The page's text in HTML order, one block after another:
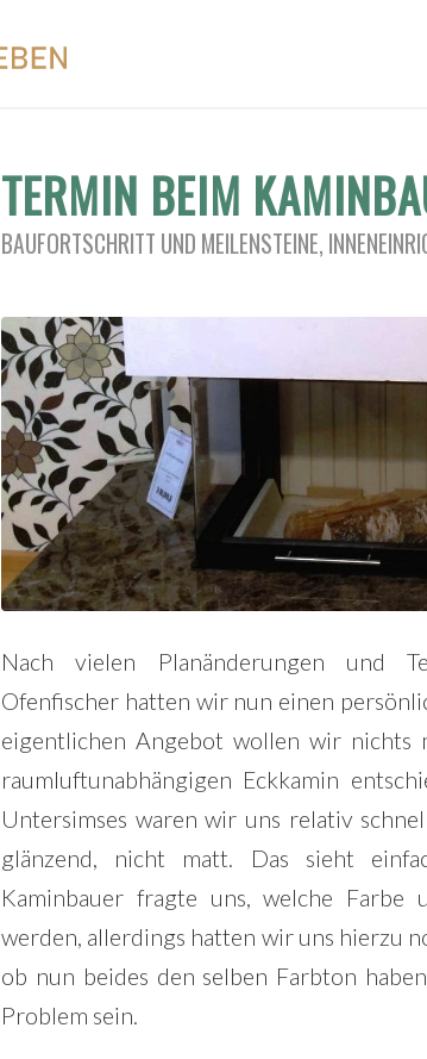
TERMIN BEIM
BAUFORTSCHRITT UND MEILENSTEINE,
Nach vielen Planänderungen und
Ofenfischer hatten wir nun einen
eigentlichen Angebot wollen wir
raumluftunabhängigen Eckkamin
Untersimses waren wir uns relativ
glänzend, nicht matt. Das sieht
Kaminbauer fragte uns, welche Farbe
werden, allerdings hatten wir uns hierzu
ob nun beides den selben Farbton
Problem sein.